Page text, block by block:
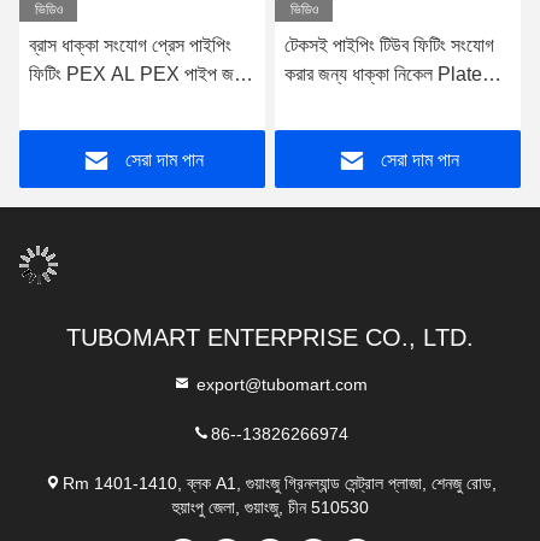
ভিডিও
ব্রাস ধাক্কা সংযোগ প্রেস পাইপিং
ফিটিং PEX AL PEX পাইপ জন্য
সেরা দাম পান
ভিডিও
টেকসই পাইপিং টিউব ফিটিং সংযোগ
করার জন্য ধাক্কা নিকেল Plated
সেরা দাম পান
TUBOMART ENTERPRISE CO., LTD.
export@tubomart.com
86--13826266974
Rm 1401-1410, ব্লক A1, গুয়াংজু গ্রিনল্যান্ড সেন্ট্রাল প্লাজা, শেনজু রোড,
হুয়াংপু জেলা, গুয়াংজু, চীন 510530